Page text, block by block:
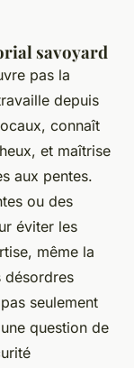
savoyard
pas la
depuis
connaît
et maîtrise
aux pentes.
ou des
éviter les
même la
désordres
seulement
question de